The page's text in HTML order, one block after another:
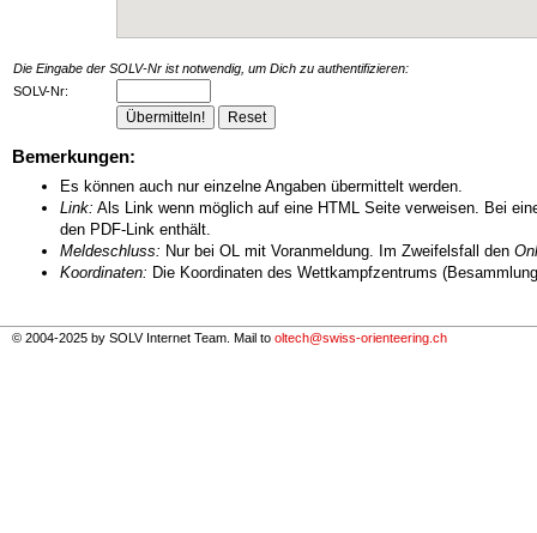
Die Eingabe der SOLV-Nr ist notwendig, um Dich zu authentifizieren:
SOLV-Nr:
Bemerkungen:
Es können auch nur einzelne Angaben übermittelt werden.
Link: Als Link wenn möglich auf eine HTML Seite verweisen. Bei
den PDF-Link enthält.
Meldeschluss: Nur bei OL mit Voranmeldung. Im Zweifelsfall den
Koordinaten: Die Koordinaten des Wettkampfzentrums
© 2004-2025 by SOLV Internet Team. Mail to oltech@swiss-orienteering.ch